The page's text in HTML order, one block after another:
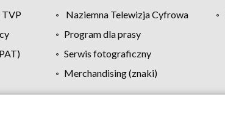
Naziemna Telewizja Cyfrowa
Program dla prasy
Serwis fotograficzny
Merchandising (znaki)